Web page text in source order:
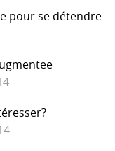
pour se détendre